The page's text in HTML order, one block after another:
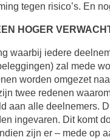
tegen risico’s. En
HOGER
iedere
zal mede
worden omgezet
twee redenen
alle deelnemers.
ingevaren. Dit komt
zijn er – mede op